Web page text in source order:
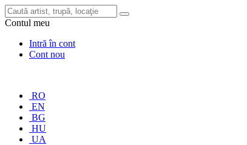
Contul meu
Intră în cont
Cont nou
RO
EN
BG
HU
UA